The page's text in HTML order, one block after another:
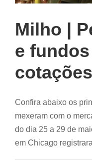
Milho |
e
Confira abaixo os
mexeram com o
do dia 25 a 29 de
em Chicago